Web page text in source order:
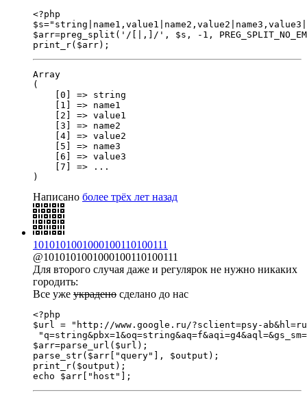
<?php
$arr=preg_split('/[|,]/', $s, -1,
print_r($arr);
Array
(
    [0] => string
    [1] => name1
    [2] => value1
    [3] => name2
    [4] => value2
    [5] => name3
    [6] => value3
    [7] => ...
)
Написано более трёх лет назад
1010101001000100110100111
@1010101001000100110100111
Для второго случая даже и регулярок не нужно никаких
городить:
Все уже украдено сделано до нас
<?php
$url = "http://www.google.ru/?sclient=psy-
$arr=parse_url($url);
parse_str($arr["query"], $output);
print_r($output);
echo $arr["host"];